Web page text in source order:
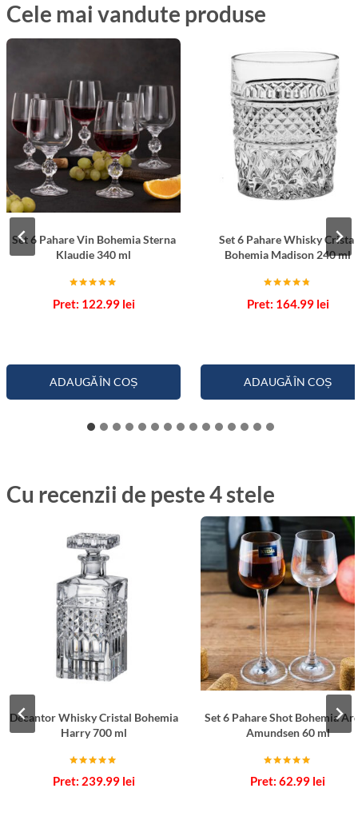
Cele mai vandute produse
Set 6 Pahare Vin Bohemia Sterna
Klaudie 340 ml
5.00
122.99 lei
ADAUGĂ ÎN COȘ
Set 6 Pahare Whisky Cristal
Bohemia Madison 240 ml
4.67
164.99 lei
ADAUGĂ ÎN COȘ
Cu recenzii de peste 4 stele
Decantor Whisky Cristal Bohemia
Harry 700 ml
5.00
239.99 lei
Set 6 Pahare Shot Bohemia
Amundsen 60 ml
5.00
62.99 lei